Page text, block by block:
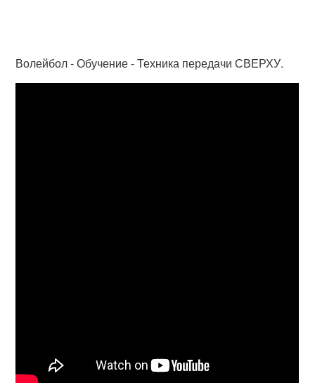
Волейбол - Обучение - Техника передачи СВЕРХУ.